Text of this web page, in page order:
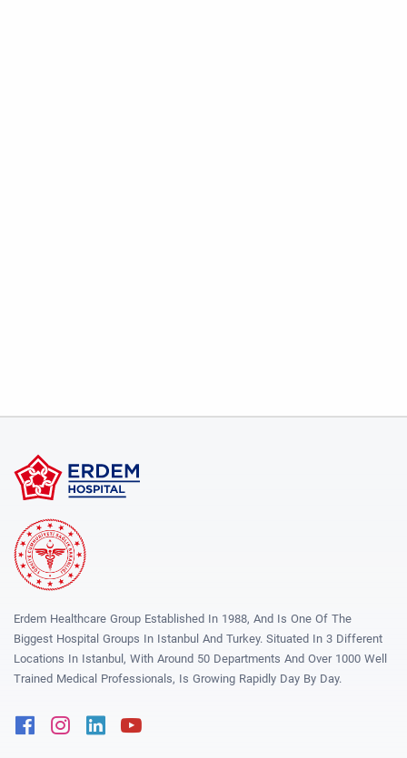
Erdem Healthcare Group Established In 1988, And Is One Of The
Biggest Hospital Groups In Istanbul And Turkey. Situated In 3 Different
Locations In Istanbul, With Around 50 Departments And Over 1000 Well
Trained Medical Professionals, Is Growing Rapidly Day By Day.
FacebookInstagram
Linkedin